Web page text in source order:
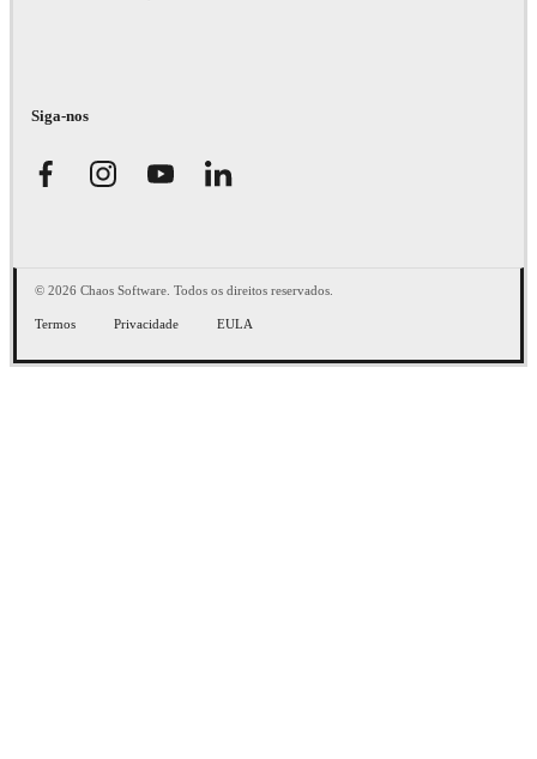
Siga-nos
© 2026 Chaos Software. Todos os direitos reservados.
Termos Privacidade EULA